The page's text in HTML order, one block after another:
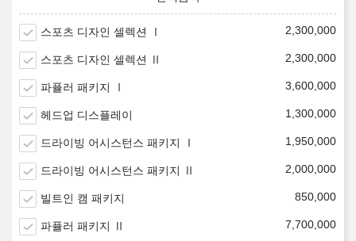
스포츠 디자인 셀렉션 Ⅰ 2,300,000
스포츠 디자인 셀렉션 Ⅱ 2,300,000
파퓰러 패키지 Ⅰ 3,600,000
헤드업 디스플레이 1,300,000
드라이빙 어시스턴스 패키지 Ⅰ 1,950,000
드라이빙 어시스턴스 패키지 Ⅱ 2,000,000
빌트인 캠 패키지 850,000
파퓰러 패키지 Ⅱ 7,700,000